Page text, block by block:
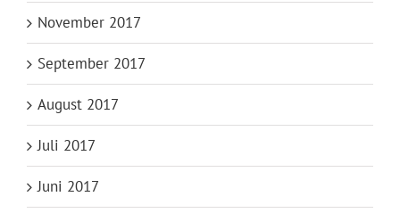
November 2017
September 2017
August 2017
Juli 2017
Juni 2017